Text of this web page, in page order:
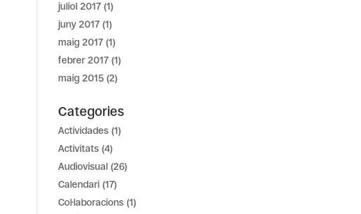
juliol 2017 (1)
juny 2017 (1)
maig 2017 (1)
febrer 2017 (1)
maig 2015 (2)
Categories
Actividades (1)
Activitats (4)
Audiovisual (26)
Calendari (17)
Col·laboracions (1)